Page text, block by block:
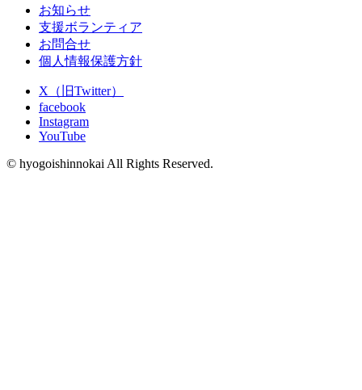
お知らせ
支援ボランティア
お問合せ
個人情報保護方針
X（旧Twitter）
facebook
Instagram
YouTube
© hyogoishinnokai All Rights Reserved.